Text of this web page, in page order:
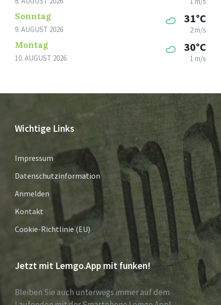
Sonntag
9. AUGUST 2026
31°C
2 m/s
Montag
10. AUGUST 2026
30°C
1 m/s
Wichtige Links
Impressum
Datenschutzinformation
Anmelden
Kontakt
Cookie-Richtlinie (EU)
Jetzt mit Lemgo.App mit funken!
Bleiben Sie auch unterwegs immer auf dem